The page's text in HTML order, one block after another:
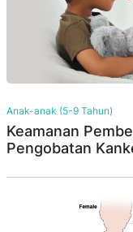
Anak-anak (5-9 Tahun)
Keamanan
Pengobatan